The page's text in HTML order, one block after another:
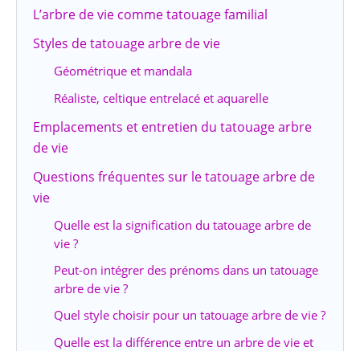
L’arbre de vie comme tatouage familial
Styles de tatouage arbre de vie
Géométrique et mandala
Réaliste, celtique entrelacé et aquarelle
Emplacements et entretien du tatouage arbre
de vie
Questions fréquentes sur le tatouage arbre de
vie
Quelle est la signification du tatouage arbre de
vie ?
Peut-on intégrer des prénoms dans un tatouage
arbre de vie ?
Quel style choisir pour un tatouage arbre de vie ?
Quelle est la différence entre un arbre de vie et